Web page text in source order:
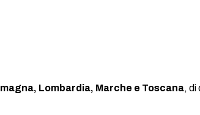
Lombardia, Marche e Toscana, di